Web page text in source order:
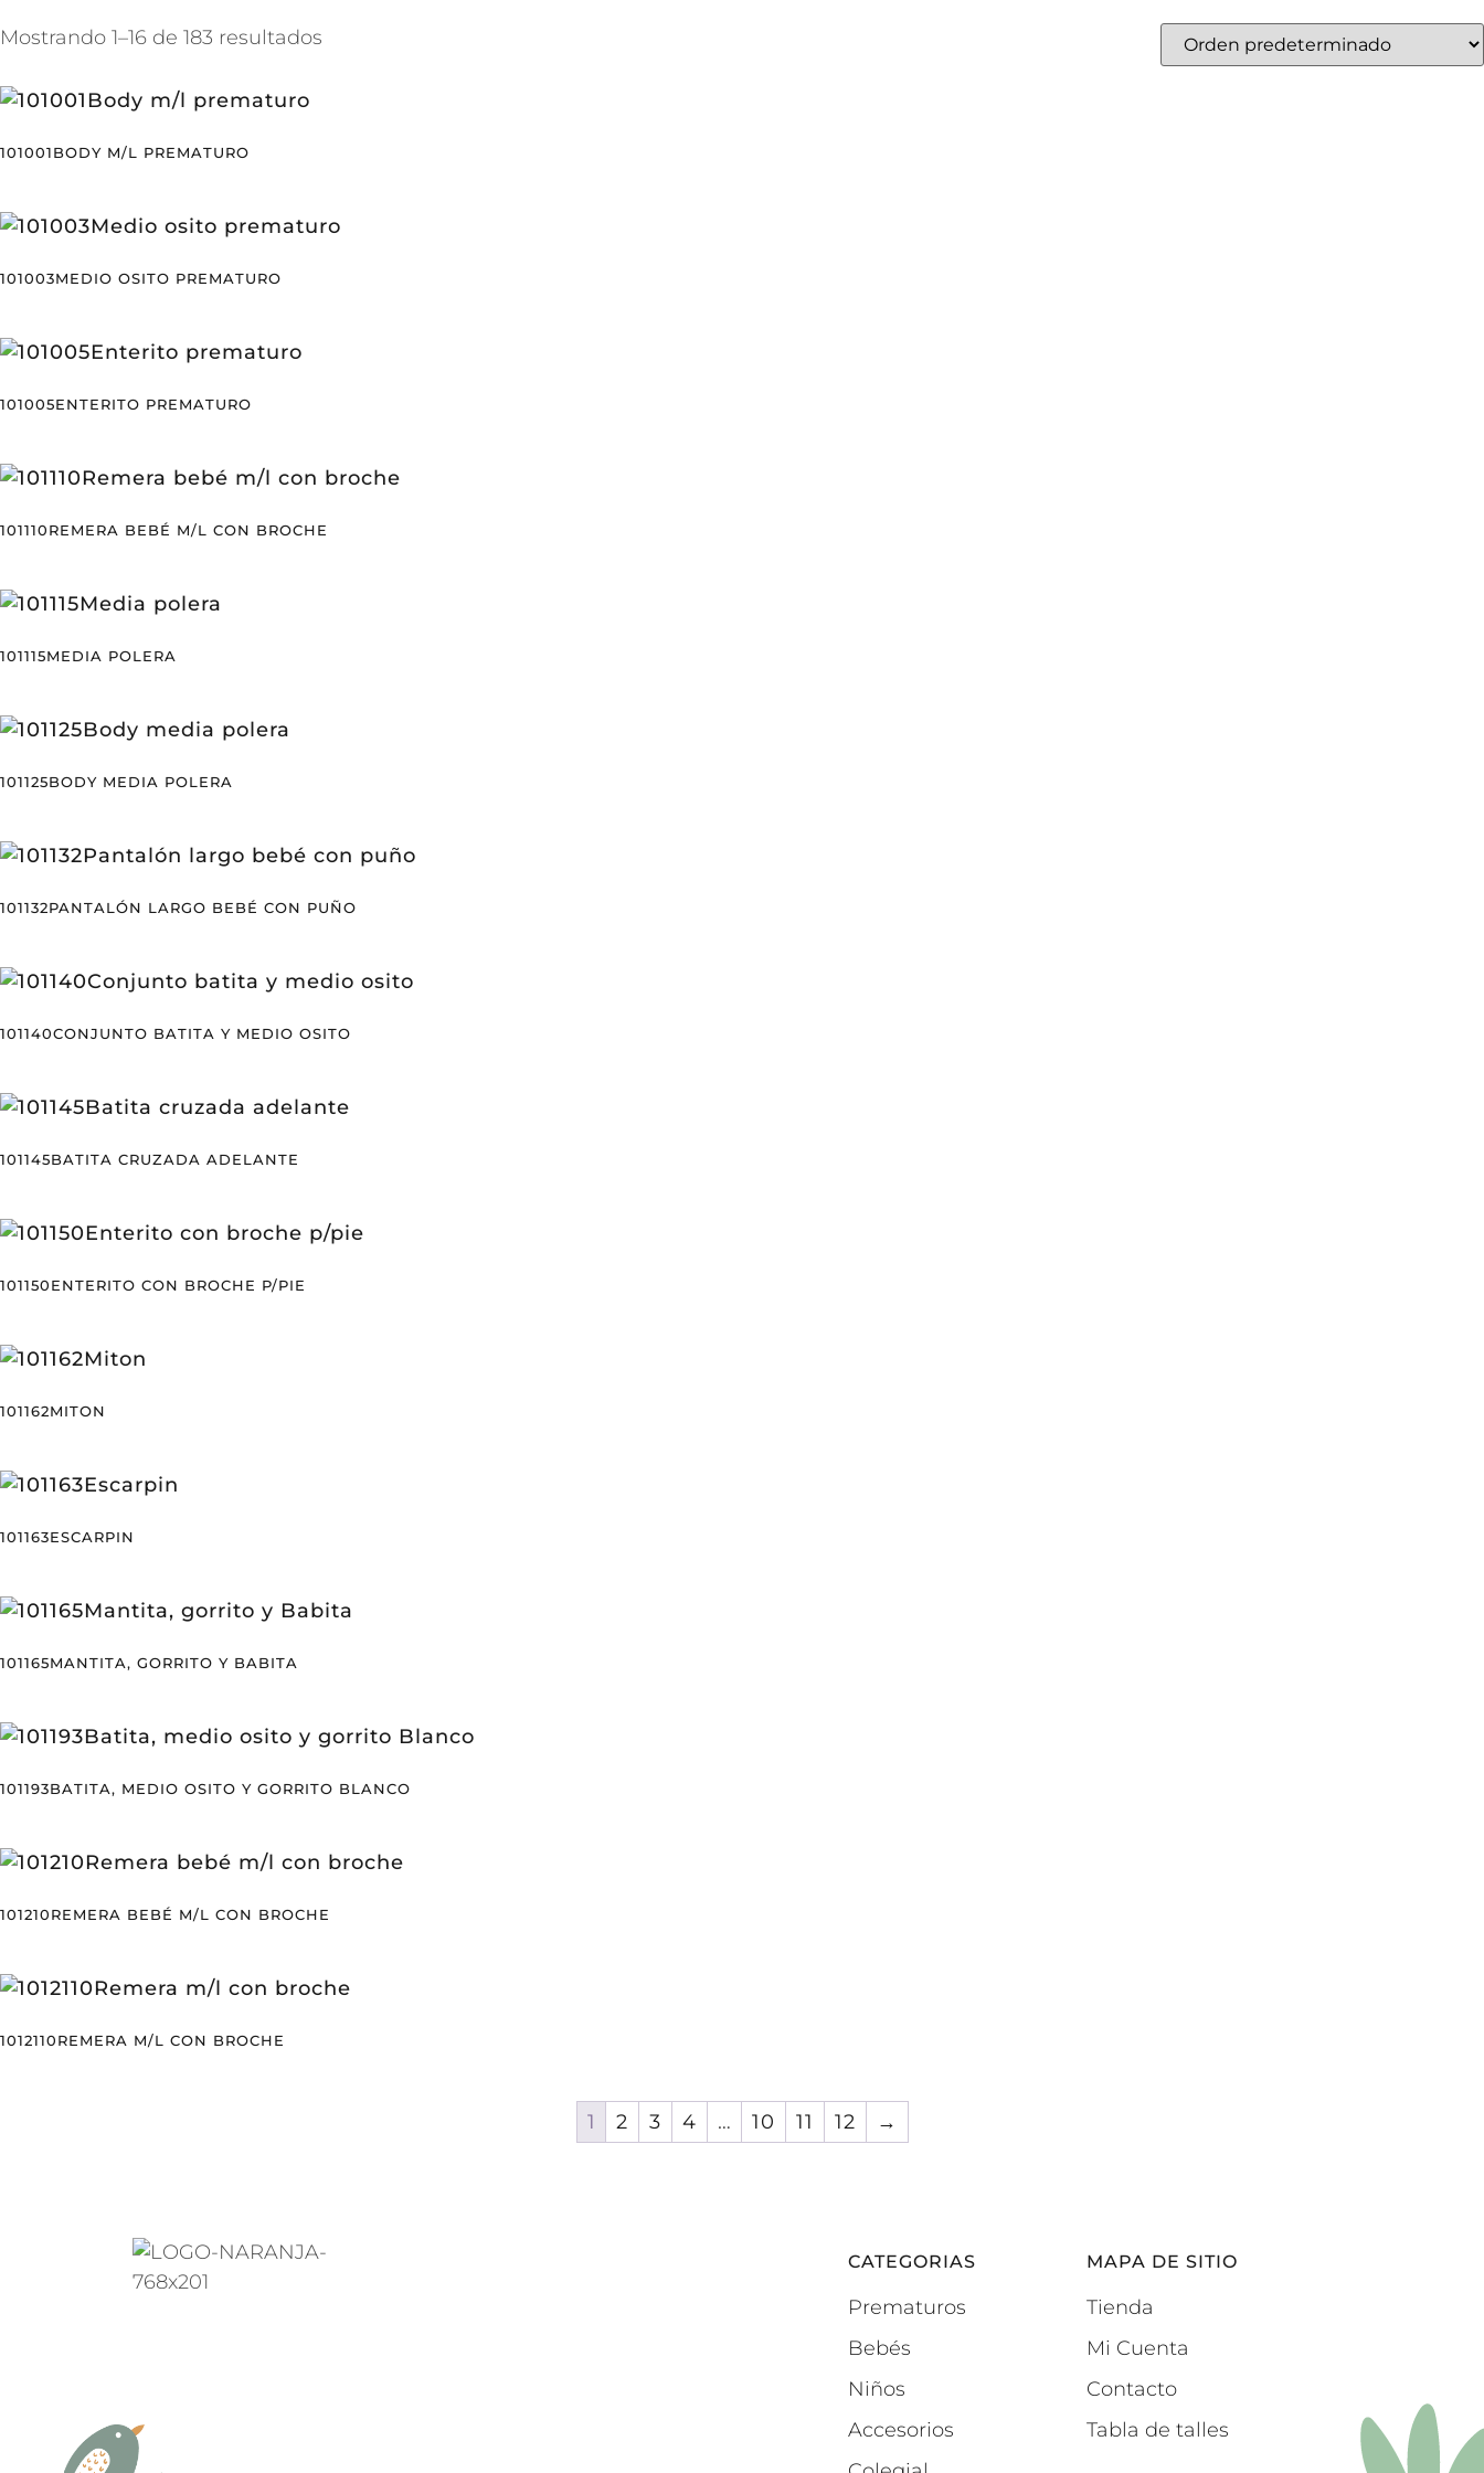
Mostrando 1–16 de 183 resultados
101001BODY M/L PREMATURO
101003MEDIO OSITO PREMATURO
101005ENTERITO PREMATURO
101110REMERA BEBÉ M/L CON BROCHE
101115MEDIA POLERA
101125BODY MEDIA POLERA
101132PANTALÓN LARGO BEBÉ CON PUÑO
101140CONJUNTO BATITA Y MEDIO OSITO
101145BATITA CRUZADA ADELANTE
101150ENTERITO CON BROCHE P/PIE
101162MITON
101163ESCARPIN
101165MANTITA, GORRITO Y BABITA
101193BATITA, MEDIO OSITO Y GORRITO BLANCO
101210REMERA BEBÉ M/L CON BROCHE
1012110REMERA M/L CON BROCHE
1 2 3 4 … 10 11 12 →
CATEGORIAS
Prematuros
Bebés
Niños
Accesorios
MAPA DE SITIO
Tienda
Mi Cuenta
Contacto
Tabla de talles